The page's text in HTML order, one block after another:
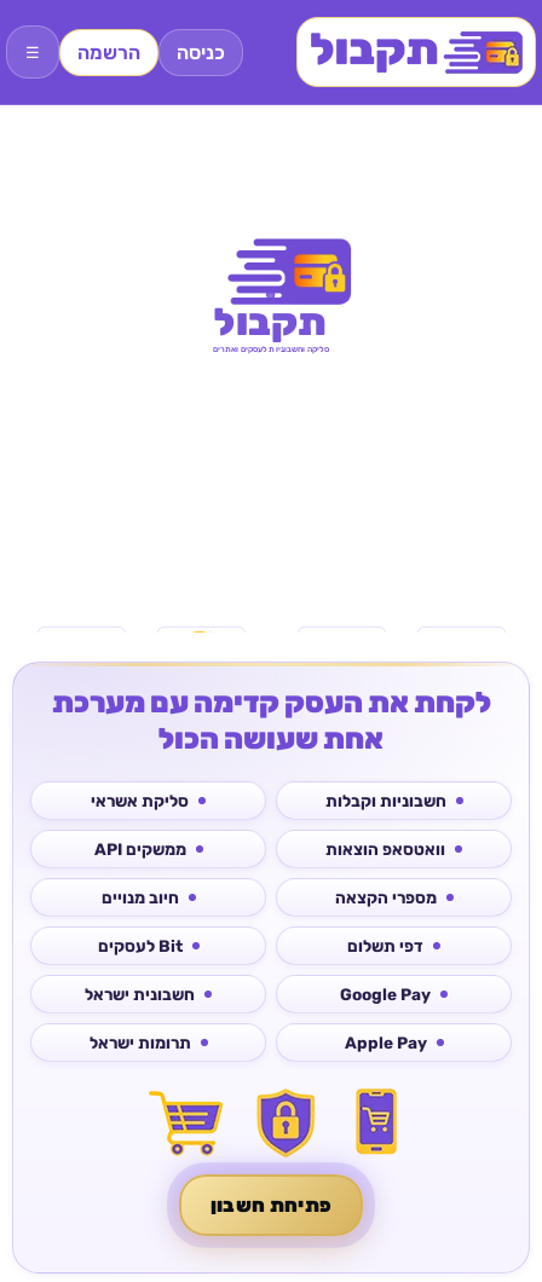
כניסה הרשמה ☰
תקבול
סליקה וחשבוניות לעסקים ואתרים
לקחת את העסק קדימה עם מערכת
אחת שעושה הכול
חשבוניות וקבלות סליקת אשראי
וואטסאפ הוצאות ממשקים API
מספרי הקצאה חיוב מנויים
דפי תשלום Bit לעסקים
Google Pay חשבונית ישראל
Apple Pay תרומות ישראל
פתיחת חשבון